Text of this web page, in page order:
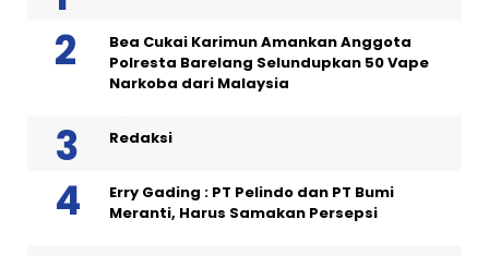
Bea Cukai Karimun Amankan Anggota
Polresta Barelang Selundupkan 50 Vape
Narkoba dari Malaysia
Redaksi
Erry Gading : PT Pelindo dan PT Bumi
Meranti, Harus Samakan Persepsi